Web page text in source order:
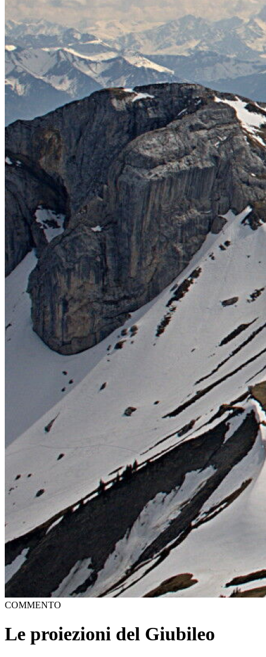
COMMENTO
Le proiezioni del Giubileo